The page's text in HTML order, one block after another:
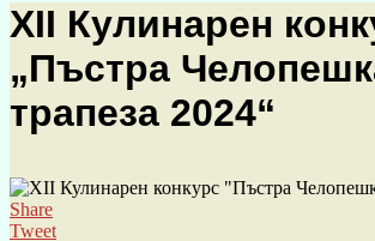
XII Кулинарен
„Пъстра
трапеза 2024“
Share
Tweet